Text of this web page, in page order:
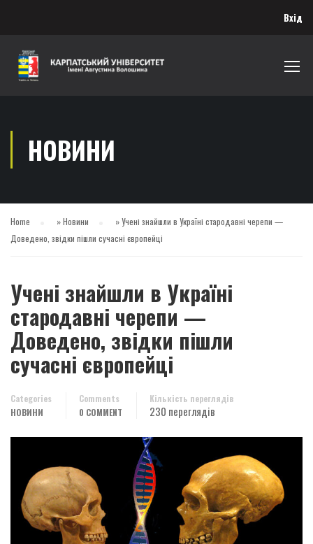
Вхід
НОВИНИ
Home »Новини »Учені знайшли в Україні стародавні черепи —
Доведено, звідки пішли сучасні європейці
Учені знайшли в Україні
стародавні черепи —
Доведено, звідки пішли
сучасні європейці
Categories
НОВИНИ
Comments
0 COMMENT
Кількість переглядів
230 переглядів